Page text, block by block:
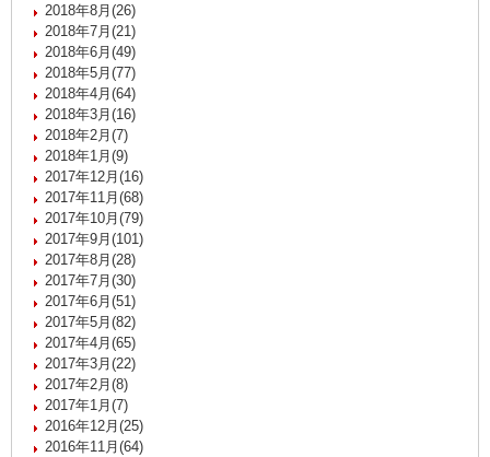
2018年8月(26)
2018年7月(21)
2018年6月(49)
2018年5月(77)
2018年4月(64)
2018年3月(16)
2018年2月(7)
2018年1月(9)
2017年12月(16)
2017年11月(68)
2017年10月(79)
2017年9月(101)
2017年8月(28)
2017年7月(30)
2017年6月(51)
2017年5月(82)
2017年4月(65)
2017年3月(22)
2017年2月(8)
2017年1月(7)
2016年12月(25)
2016年11月(64)